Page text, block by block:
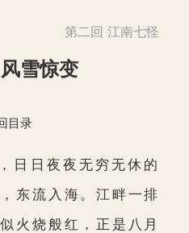
第二回 江南七怪
雪惊变
目录
日日夜夜无穷无休的
东流入海。江畔一排
火烧般红，正是八月